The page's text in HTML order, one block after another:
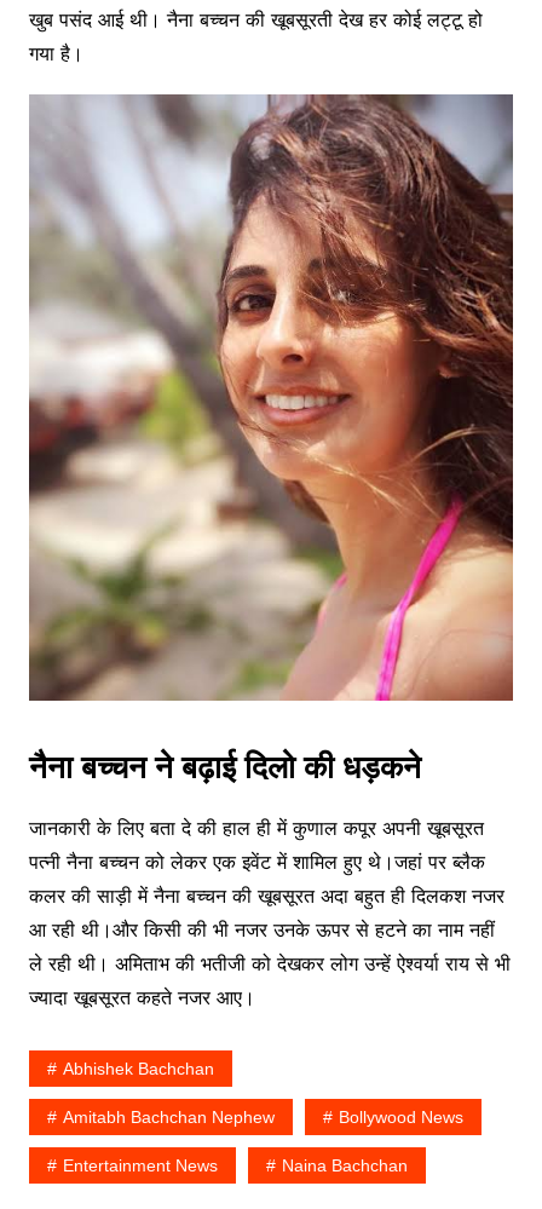
खुब पसंद आई थी। नैना बच्चन की खूबसूरती देख हर कोई लट्टू हो
गया है।
नैना बच्चन ने बढ़ाई दिलो की धड़कने
जानकारी के लिए बता दे की हाल ही में कुणाल कपूर अपनी खूबसूरत
पत्नी नैना बच्चन को लेकर एक इवेंट में शामिल हुए थे।जहां पर ब्लैक
कलर की साड़ी में नैना बच्चन की खूबसूरत अदा बहुत ही दिलकश नजर
आ रही थी।और किसी की भी नजर उनके ऊपर से हटने का नाम नहीं
ले रही थी। अमिताभ की भतीजी को देखकर लोग उन्हें ऐश्वर्या राय से भी
ज्यादा खूबसूरत कहते नजर आए।
Abhishek Bachchan
Amitabh Bachchan Nephew Bollywood News
Entertainment News Naina Bachchan